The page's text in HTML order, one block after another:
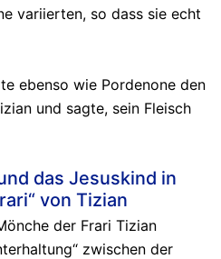
variierten, so dass sie echt
ebenso wie Pordenone den
und sagte, sein Fleisch
das Jesuskind in
von Tizian
der Frari Tizian
zwischen der